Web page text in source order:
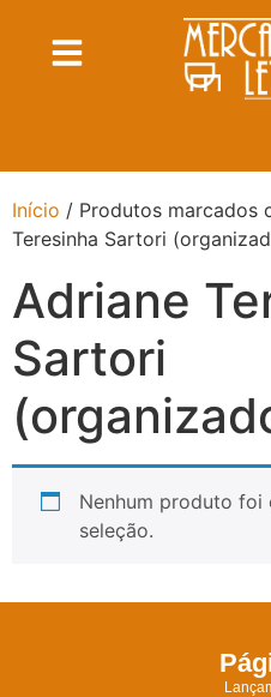
Início / Produtos marcados
Teresinha Sartori
Adriane
Sartori
Nenhum produto foi
seleção.